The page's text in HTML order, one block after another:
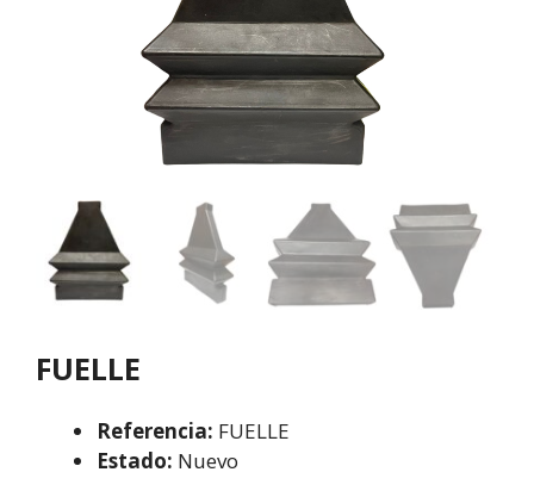
FUELLE
Referencia: FUELLE
Estado: Nuevo